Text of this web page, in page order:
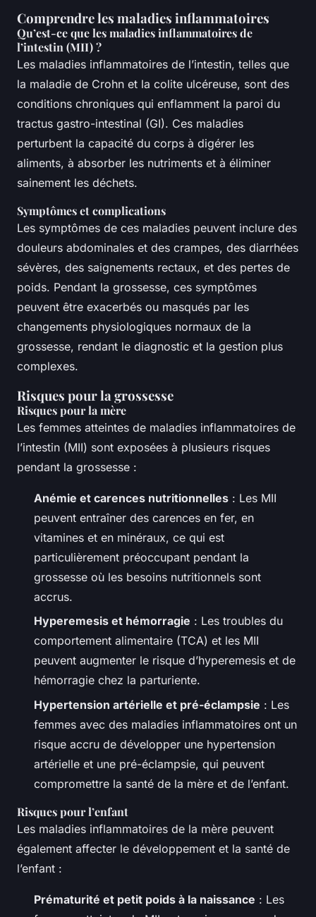
Comprendre les maladies inflammatoires
Qu’est-ce que les maladies inflammatoires de
l’intestin (MII) ?
Les maladies inflammatoires de l’intestin, telles que
la maladie de Crohn et la colite ulcéreuse, sont des
conditions chroniques qui enflamment la paroi du
tractus gastro-intestinal (GI). Ces maladies
perturbent la capacité du corps à digérer les
aliments, à absorber les nutriments et à éliminer
sainement les déchets.
Symptômes et complications
Les symptômes de ces maladies peuvent inclure des
douleurs abdominales et des crampes, des diarrhées
sévères, des saignements rectaux, et des pertes de
poids. Pendant la grossesse, ces symptômes
peuvent être exacerbés ou masqués par les
changements physiologiques normaux de la
grossesse, rendant le diagnostic et la gestion plus
complexes.
Risques pour la grossesse
Risques pour la mère
Les femmes atteintes de maladies inflammatoires de
l’intestin (MII) sont exposées à plusieurs risques
pendant la grossesse :
Anémie et carences nutritionnelles : Les MII
peuvent entraîner des carences en fer, en
vitamines et en minéraux, ce qui est
particulièrement préoccupant pendant la
grossesse où les besoins nutritionnels sont
accrus.
Hyperemesis et hémorragie : Les troubles du
comportement alimentaire (TCA) et les MII
peuvent augmenter le risque d’hyperemesis et de
hémorragie chez la parturiente.
Hypertension artérielle et pré-éclampsie : Les
femmes avec des maladies inflammatoires ont un
risque accru de développer une hypertension
artérielle et une pré-éclampsie, qui peuvent
compromettre la santé de la mère et de l’enfant.
Risques pour l’enfant
Les maladies inflammatoires de la mère peuvent
également affecter le développement et la santé de
l’enfant :
Prématurité et petit poids à la naissance : Les